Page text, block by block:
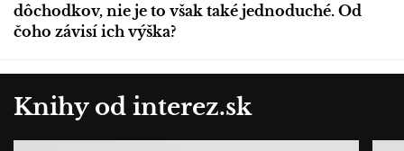
dôchodkov, nie je to však také jednoduché. Od
čoho závisí ich výška?
Knihy od interez.sk